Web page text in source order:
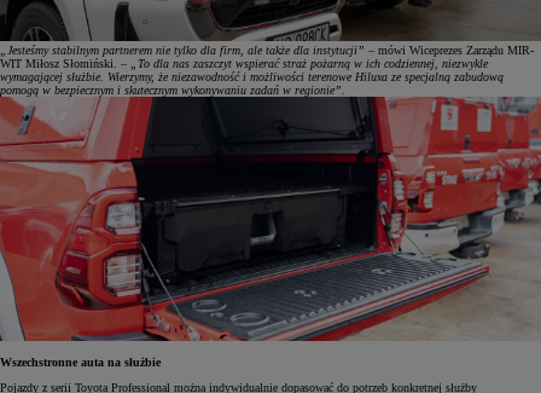
„Jesteśmy stabilnym partnerem nie tylko dla firm, ale także dla instytucji” – mówi Wiceprezes Zarządu MIR-
WIT Miłosz Słomiński. –
„To dla nas zaszczyt wspierać straż pożarną w ich codziennej, niezwykle
wymagającej służbie. Wierzymy, że niezawodność i możliwości terenowe Hiluxa ze specjalną zabudową
pomogą w bezpiecznym i skutecznym wykonywaniu zadań w regionie”.
Wszechstronne auta na służbie
Pojazdy z serii Toyota Professional można indywidualnie dopasować do potrzeb konkretnej służby